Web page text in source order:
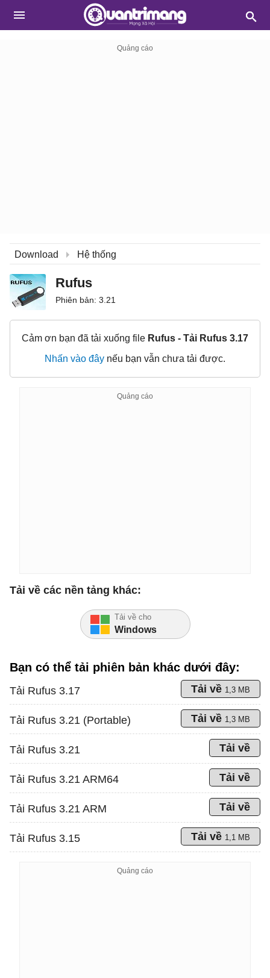
Download Hệ thống
Rufus
Phiên bản: 3.21
Cảm ơn bạn đã tải xuống file Rufus - Tải Rufus 3.17
Nhấn vào đây nếu bạn vẫn chưa tải được.
Tải về các nền tảng khác:
Tải về cho
Windows
Bạn có thể tải phiên bản khác dưới đây:
Tải Rufus 3.17 Tải về 1,3 MB
Tải Rufus 3.21 (Portable) Tải về 1,3 MB
Tải Rufus 3.21 Tải về
Tải Rufus 3.21 ARM64 Tải về
Tải Rufus 3.21 ARM Tải về
Tải Rufus 3.15 Tải về 1,1 MB